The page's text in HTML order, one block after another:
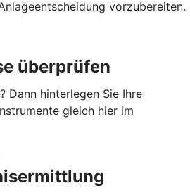
vorzubereiten.
überprüfen
Dann hinterlegen Sie Ihre
gleich hier im